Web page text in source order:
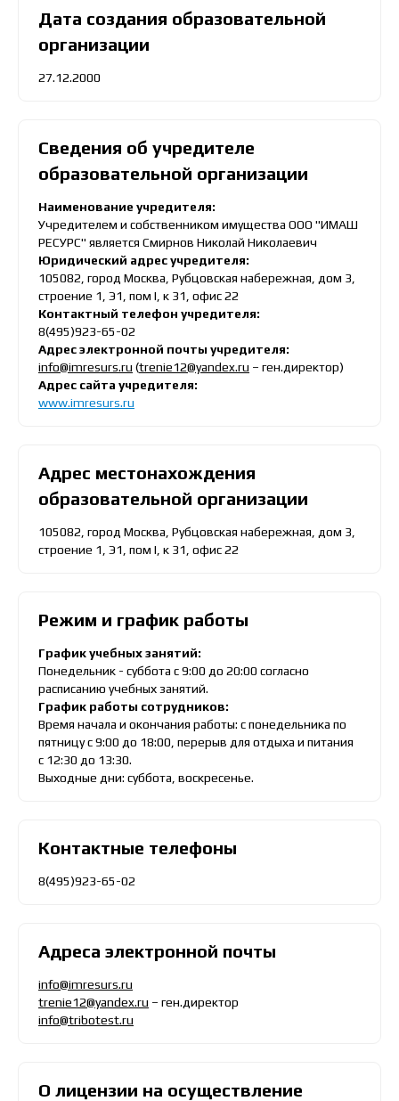
Дата создания образовательной
организации
27.12.2000
Сведения об учредителе
образовательной организации
Наименование учредителя:
Учредителем и собственником имущества ООО "ИМАШ
РЕСУРС" является Смирнов Николай Николаевич
Юридический адрес учредителя:
105082, город Москва, Рубцовская набережная, дом 3,
строение 1, Э1, пом I, к 31, офис 22
Контактный телефон учредителя:
8(495)923-65-02
Адрес электронной почты учредителя:
info@imresurs.ru (trenie12@yandex.ru – ген.директор)
Адрес сайта учредителя:
www.imresurs.ru
Адрес местонахождения
образовательной организации
105082, город Москва, Рубцовская набережная, дом 3,
строение 1, Э1, пом I, к 31, офис 22
Режим и график работы
График учебных занятий:
Понедельник - суббота с 9:00 до 20:00 согласно
расписанию учебных занятий.
График работы сотрудников:
Время начала и окончания работы: с понедельника по
пятницу с 9:00 до 18:00, перерыв для отдыха и питания
с 12:30 до 13:30.
Выходные дни: суббота, воскресенье.
Контактные телефоны
8(495)923-65-02
Адреса электронной почты
info@imresurs.ru
trenie12@yandex.ru – ген.директор
info@tribotest.ru
О лицензии на осуществление